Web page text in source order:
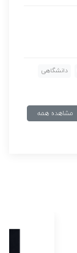
دانشگاهی
مشاهده همه